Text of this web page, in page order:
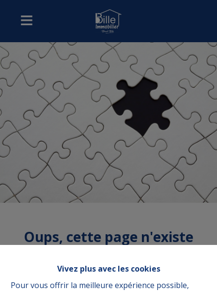
Vivez plus avec les cookies
Pour vous offrir la meilleure expérience possible,
Oups, cette page n'existe